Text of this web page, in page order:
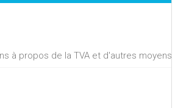
à propos de la TVA et d'autres